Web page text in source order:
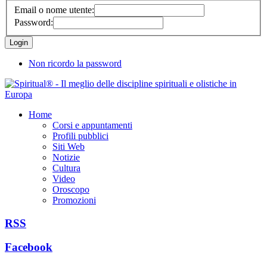
Email o nome utente:
Password:
Non ricordo la password
Home
Corsi e appuntamenti
Profili pubblici
Siti Web
Notizie
Cultura
Video
Oroscopo
Promozioni
RSS
Facebook